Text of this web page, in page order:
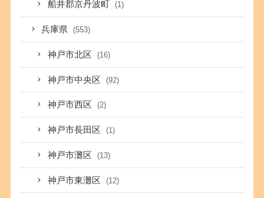
船井郡京丹波町 (1)
兵庫県 (553)
神戸市北区 (16)
神戸市中央区 (92)
神戸市西区 (2)
神戸市長田区 (1)
神戸市灘区 (13)
神戸市東灘区 (12)